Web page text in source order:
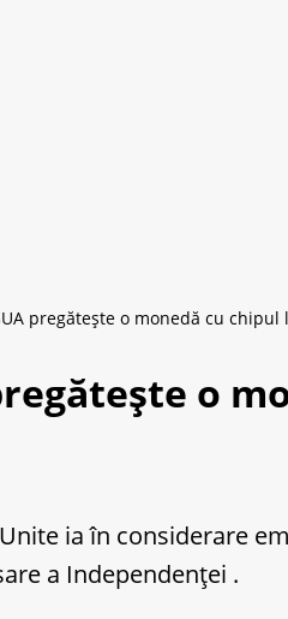
pregătește o monedă cu
o
ia în considerare
a Independenței .